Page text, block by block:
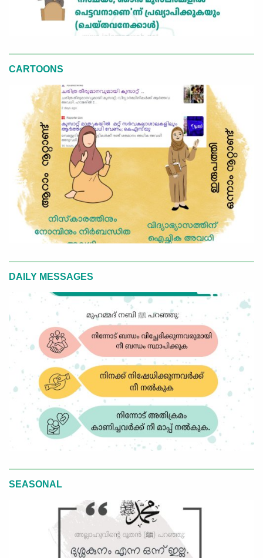
CARTOONS
DAILY MESSAGES
SEASONAL